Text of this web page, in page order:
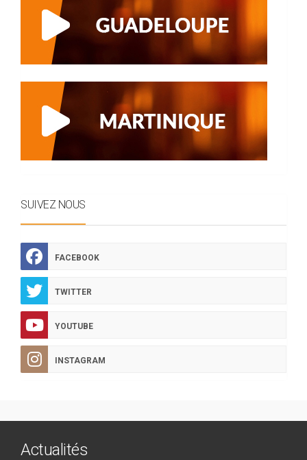
SUIVEZ NOUS
FACEBOOK
TWITTER
YOUTUBE
INSTAGRAM
Actualités